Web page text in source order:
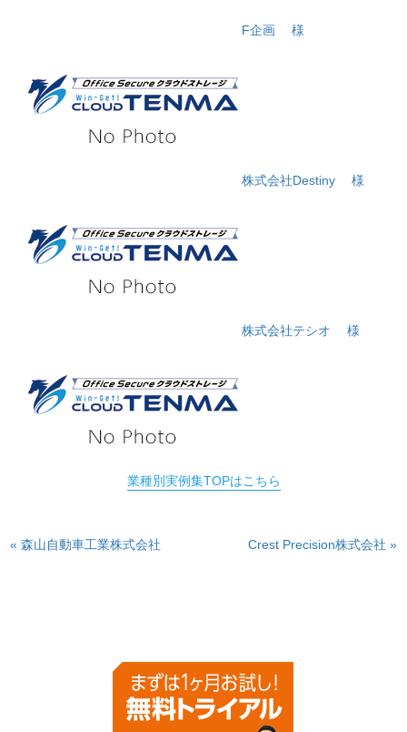
F企画 様
株式会社Destiny 様
株式会社テシオ 様
業種別実例集TOPはこちら
« 森山自動車工業株式会社 Crest Precision株式会社 »